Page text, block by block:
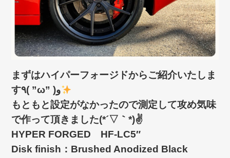
まずはハイパーフォージドからご紹介いたしま
す٩( ”ω” )و
もともと設定がなかったので測定して攻め気味
で作って頂きました(*´▽｀*)✌
HYPER FORGED HF-LC5″
Disk finish：Brushed Anodized Black